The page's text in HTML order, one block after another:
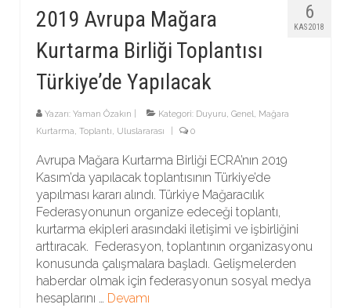
6
KAS 2018
2019 Avrupa Mağara
Kurtarma Birliği Toplantısı
Türkiye’de Yapılacak
Yazarı: Yaman Özakın Kategori: Duyuru, Genel, Mağara
Kurtarma, Toplantı, Uluslararası 0
Avrupa Mağara Kurtarma Birliği ECRA’nın 2019
Kasım’da yapılacak toplantısının Türkiye’de
yapılması kararı alındı. Türkiye Mağaracılık
Federasyonunun organize edeceği toplantı,
kurtarma ekipleri arasındaki iletişimi ve işbirliğini
arttıracak. Federasyon, toplantının organizasyonu
konusunda çalışmalara başladı. Gelişmelerden
haberdar olmak için federasyonun sosyal medya
hesaplarını … Devamı